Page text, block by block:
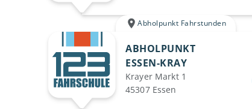
Abholpunkt Fahrstunden
ABHOLPUNKT
ESSEN-KRAY
Krayer Markt 1
45307 Essen